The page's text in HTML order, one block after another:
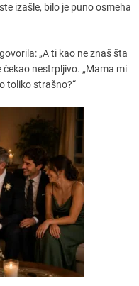
izašle, bilo je puno osmeha
„A ti kao ne znaš šta
čekao nestrpljivo. „Mama mi
toliko strašno?“